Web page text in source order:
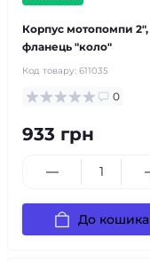
Корпус мотопомпи 2",
фланець "коло"
Код товару: 611035
0
933 грн
До кошика